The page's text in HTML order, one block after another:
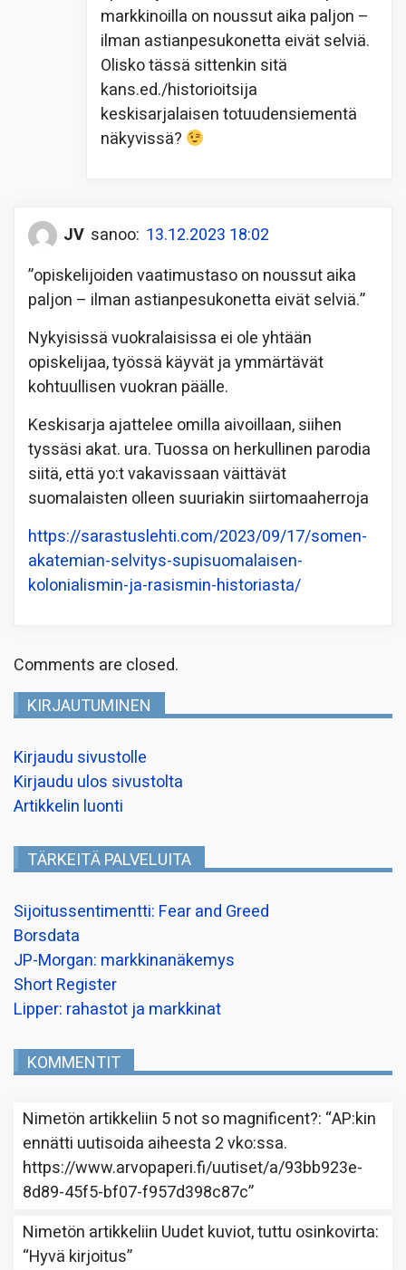
markkinoilla on noussut aika paljon –
ilman astianpesukonetta eivät selviä.
Olisko tässä sittenkin sitä
kans.ed./historioitsija
keskisarjalaisen totuudensiementä
näkyvissä?
JV sanoo: 13.12.2023 18:02
”opiskelijoiden vaatimustaso on noussut aika
paljon – ilman astianpesukonetta eivät selviä.”
Nykyisissä vuokralaisissa ei ole yhtään
opiskelijaa, työssä käyvät ja ymmärtävät
kohtuullisen vuokran päälle.
Keskisarja ajattelee omilla aivoillaan, siihen
tyssäsi akat. ura. Tuossa on herkullinen parodia
siitä, että yo:t vakavissaan väittävät
suomalaisten olleen suuriakin siirtomaaherroja
https://sarastuslehti.com/2023/09/17/somen-
akatemian-selvitys-supisuomalaisen-
kolonialismin-ja-rasismin-historiasta/
Comments are closed.
KIRJAUTUMINEN
Kirjaudu sivustolle
Kirjaudu ulos sivustolta
Artikkelin luonti
TÄRKEITÄ PALVELUITA
Sijoitussentimentti: Fear and Greed
Borsdata
JP-Morgan: markkinanäkemys
Short Register
Lipper: rahastot ja markkinat
KOMMENTIT
Nimetön artikkeliin 5 not so magnificent?: “AP:kin
ennätti uutisoida aiheesta 2 vko:ssa.
https://www.arvopaperi.fi/uutiset/a/93bb923e-
8d89-45f5-bf07-f957d398c87c”
Nimetön artikkeliin Uudet kuviot, tuttu osinkovirta:
“Hyvä kirjoitus”